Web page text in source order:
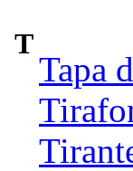
T
Tapa